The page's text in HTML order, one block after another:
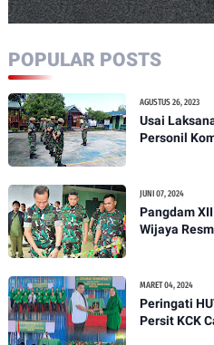
POPULAR POSTS
AGUSTUS 26, 2023
Usai
Personil
JUNI 07, 2024
Pangdam
Wijaya
MARET 04, 2024
Peringati
Persit KCK